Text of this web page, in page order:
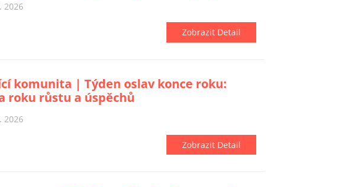
2026
Zobrazit Detail
komunita | Týden oslav konce roku:
roku růstu a úspěchů
2026
Zobrazit Detail